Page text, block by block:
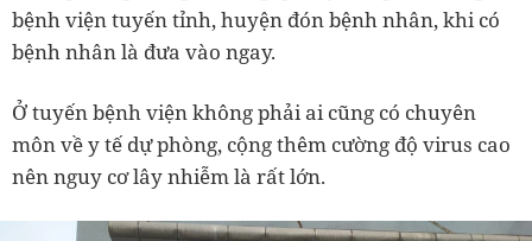
bệnh viện tuyến tỉnh, huyện đón bệnh nhân, khi có
bệnh nhân là đưa vào ngay.
Ở tuyến bệnh viện không phải ai cũng có chuyên
môn về y tế dự phòng, cộng thêm cường độ virus cao
nên nguy cơ lây nhiễm là rất lớn.